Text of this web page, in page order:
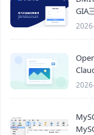
GIA